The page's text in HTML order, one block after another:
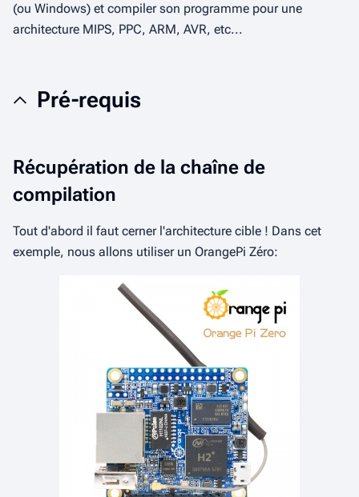
(ou Windows) et compiler son programme pour une
architecture MIPS, PPC, ARM, AVR, etc...
Pré-requis
Récupération de la chaîne de
compilation
Tout d'abord il faut cerner l'architecture cible ! Dans cet
exemple, nous allons utiliser un OrangePi Zéro: